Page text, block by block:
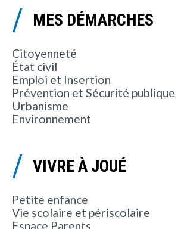
MES DÉMARCHES
Citoyenneté
État civil
Emploi et Insertion
Prévention et Sécurité publique
Urbanisme
Environnement
VIVRE À JOUÉ
Petite enfance
Vie scolaire et périscolaire
Espace Parents